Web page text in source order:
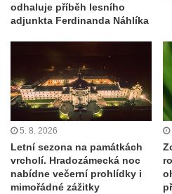
odhaluje příběh lesního
adjunkta Ferdinanda Náhlíka
5. 8. 2026
Letní sezona na památkách
vrcholí. Hradozámecká noc
nabídne večerní prohlídky i
mimořádné zážitky